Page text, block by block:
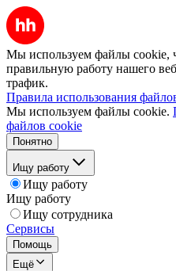
Мы используем файлы cookie,
правильную работу нашего
трафик.
Правила использования
Мы используем файлы cookie.
файлов cookie
Понятно
Ищу работу
Ищу работу
Ищу работу
Ищу сотрудника
Сервисы
Помощь
Ещё